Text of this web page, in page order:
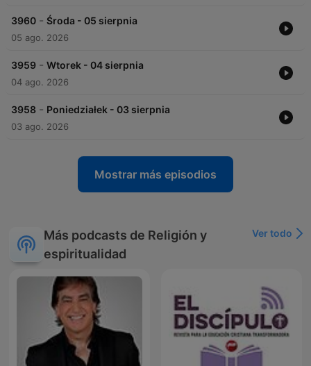
3960 - Środa - 05 sierpnia
05 ago. 2026
3959 - Wtorek - 04 sierpnia
04 ago. 2026
3958 - Poniedziałek - 03 sierpnia
03 ago. 2026
Mostrar más episodios
Más podcasts de Religión y
espiritualidad
Ver todo